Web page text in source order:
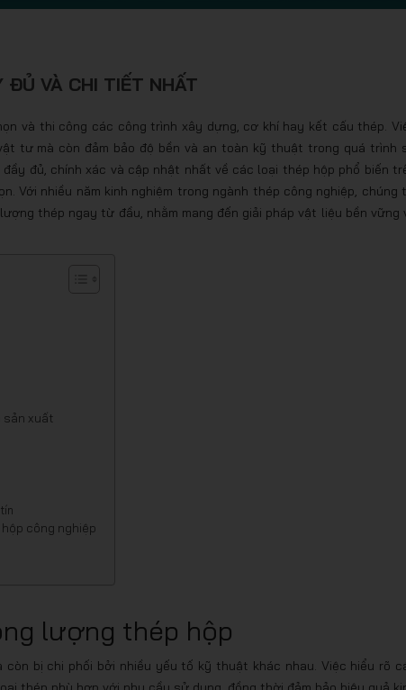
VÀ CHI TIẾT NHẤT
và thi công các công trình xây dựng, cơ khí hay kết cấu thép.
tư mà còn đảm bảo độ bền và an toàn kỹ thuật trong quá trình
đủ, chính xác và cập nhật nhất về các loại thép hộp phổ biến
Với nhiều năm kinh nghiệm trong ngành thép công nghiệp, chúng
thép ngay từ đầu, nhằm mang đến giải pháp vật liệu bền vững
sản xuất
công nghiệp
lượng thép hộp
bị chi phối bởi nhiều yếu tố kỹ thuật khác nhau. Việc hiểu rõ